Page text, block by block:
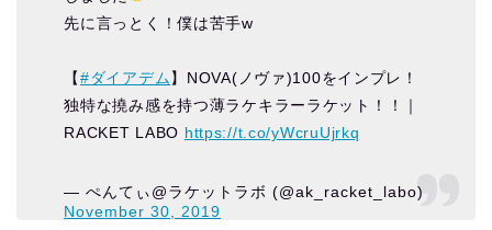
先に言っとく！僕は苦手w
【#ダイアデム】NOVA(ノヴァ)100をインプレ！
独特な撓み感を持つ薄ラケキラーラケット！！｜
RACKET LABO https://t.co/yWcruUjrkq
— ぺんてぃ@ラケットラボ (@ak_racket_labo)
November 30, 2019